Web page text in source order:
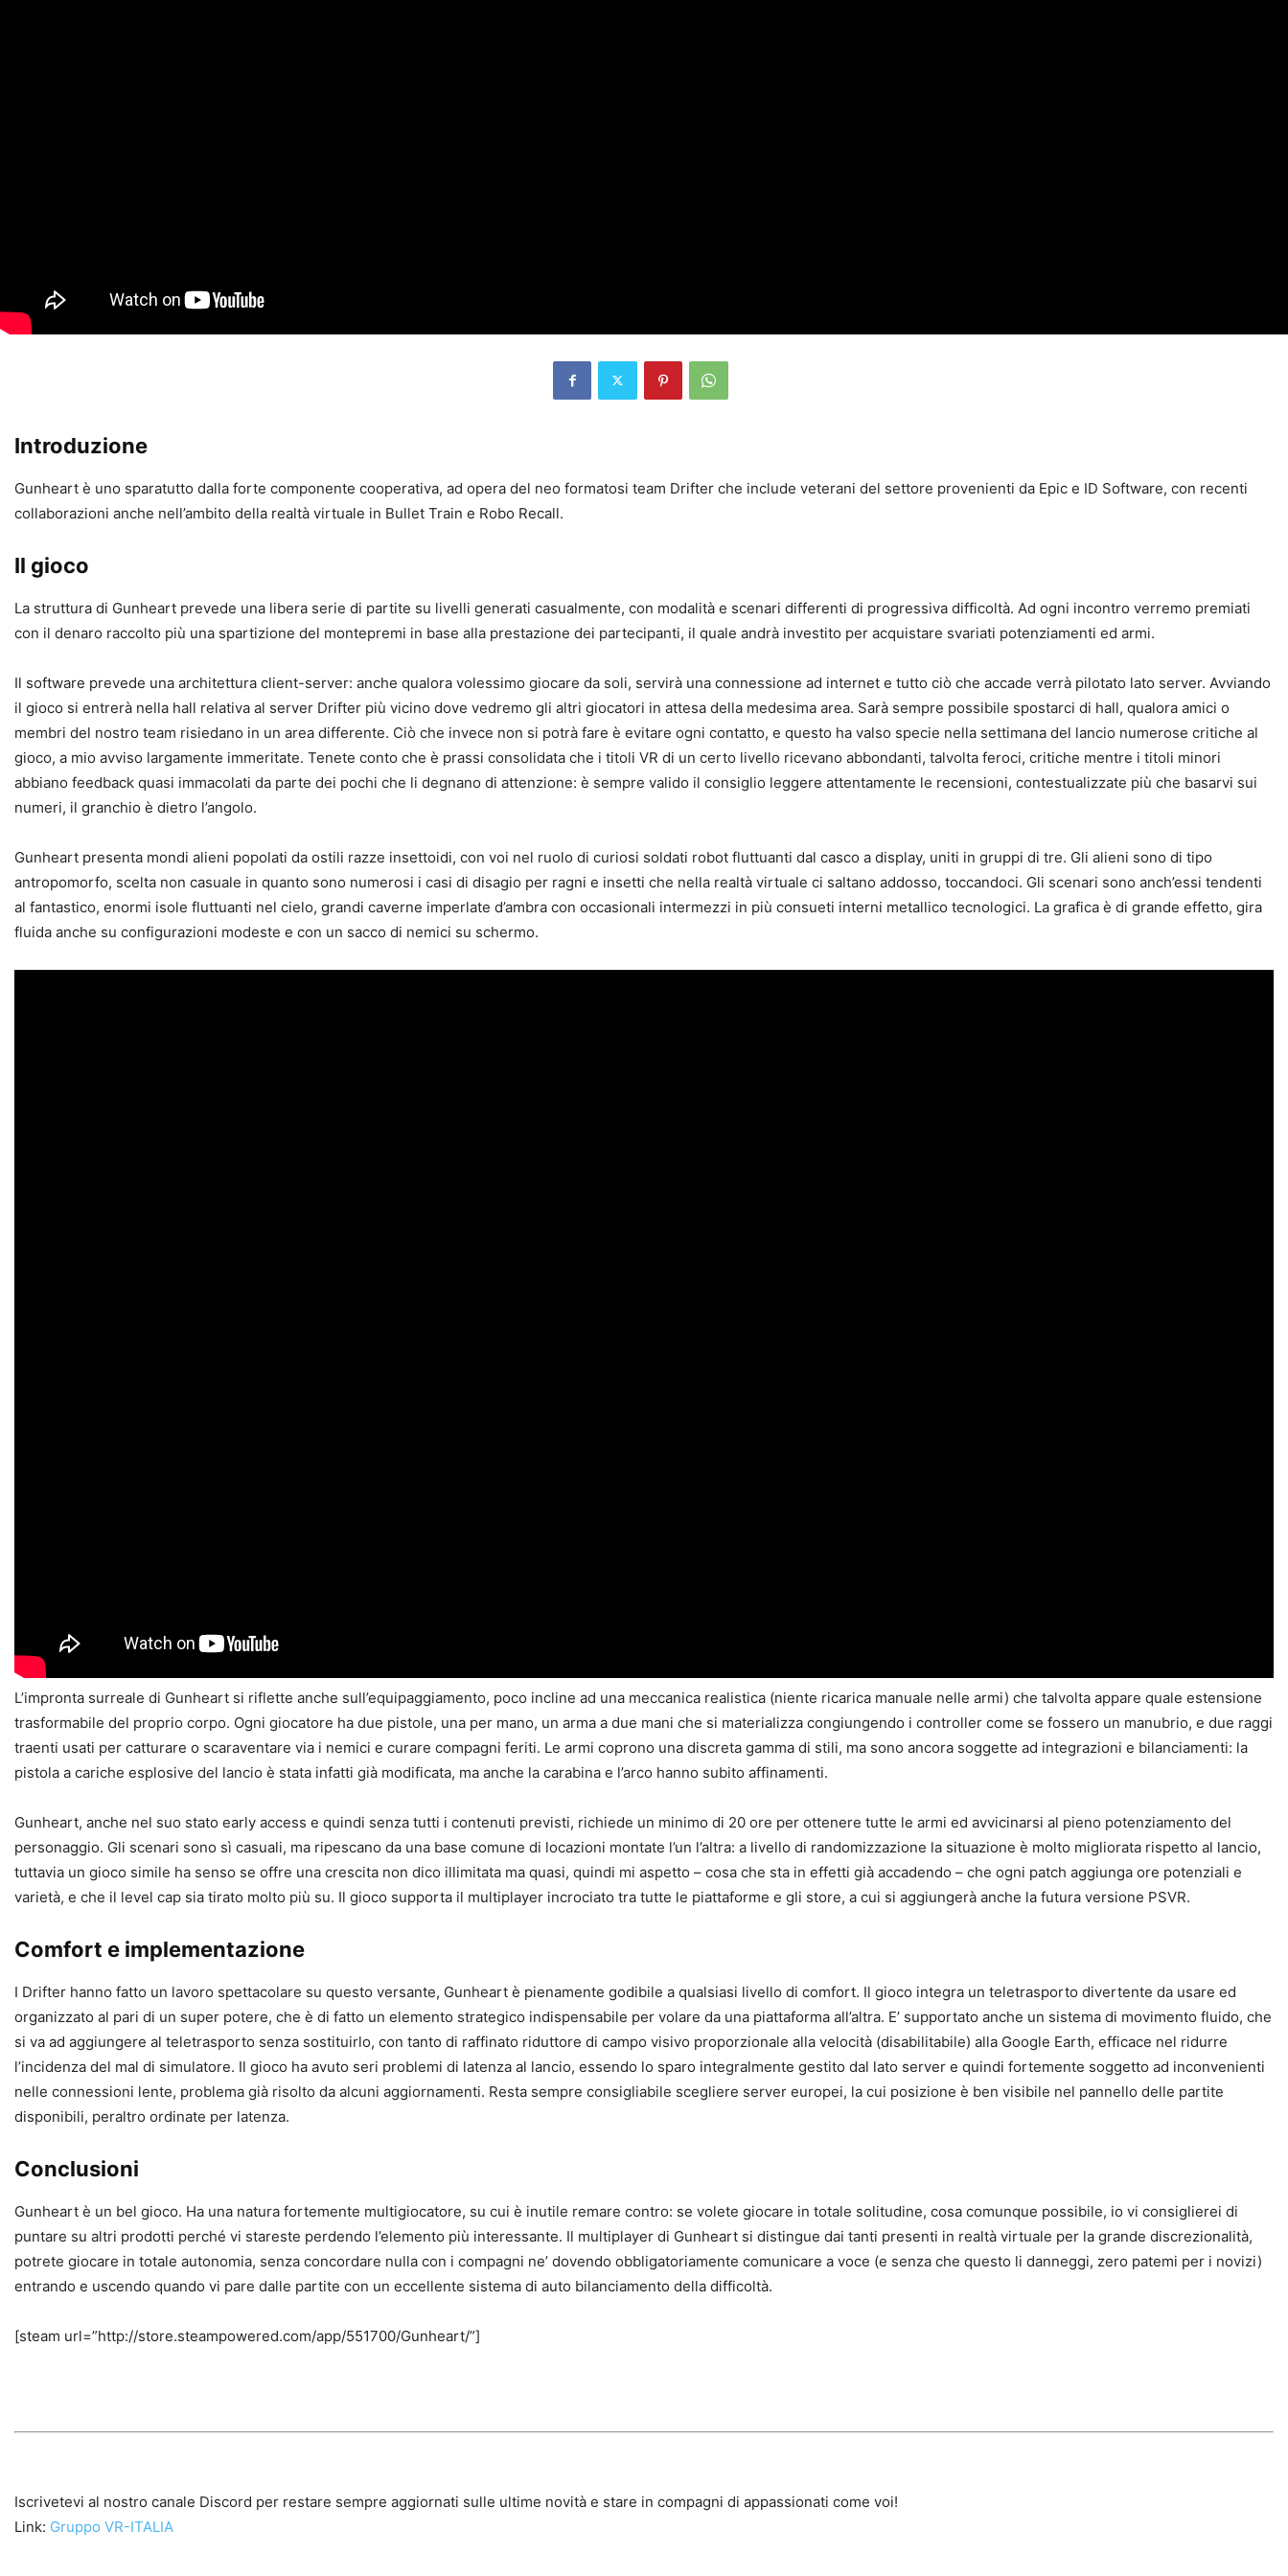
Introduzione
Gunheart è uno sparatutto dalla forte componente cooperativa, ad opera del neo formatosi team Drifter che include veterani del settore provenienti da Epic e ID Software, con recenti
collaborazioni anche nell’ambito della realtà virtuale in Bullet Train e Robo Recall.
Il gioco
La struttura di Gunheart prevede una libera serie di partite su livelli generati casualmente, con modalità e scenari differenti di progressiva difficoltà. Ad ogni incontro verremo premiati
con il denaro raccolto più una spartizione del montepremi in base alla prestazione dei partecipanti, il quale andrà investito per acquistare svariati potenziamenti ed armi.
Il software prevede una architettura client-server: anche qualora volessimo giocare da soli, servirà una connessione ad internet e tutto ciò che accade verrà pilotato lato server. Avviando
il gioco si entrerà nella hall relativa al server Drifter più vicino dove vedremo gli altri giocatori in attesa della medesima area. Sarà sempre possibile spostarci di hall, qualora amici o
membri del nostro team risiedano in un area differente. Ciò che invece non si potrà fare è evitare ogni contatto, e questo ha valso specie nella settimana del lancio numerose critiche al
gioco, a mio avviso largamente immeritate. Tenete conto che è prassi consolidata che i titoli VR di un certo livello ricevano abbondanti, talvolta feroci, critiche mentre i titoli minori
abbiano feedback quasi immacolati da parte dei pochi che li degnano di attenzione: è sempre valido il consiglio leggere attentamente le recensioni, contestualizzate più che basarvi sui
numeri, il granchio è dietro l’angolo.
Gunheart presenta mondi alieni popolati da ostili razze insettoidi, con voi nel ruolo di curiosi soldati robot fluttuanti dal casco a display, uniti in gruppi di tre. Gli alieni sono di tipo
antropomorfo, scelta non casuale in quanto sono numerosi i casi di disagio per ragni e insetti che nella realtà virtuale ci saltano addosso, toccandoci. Gli scenari sono anch’essi tendenti
al fantastico, enormi isole fluttuanti nel cielo, grandi caverne imperlate d’ambra con occasionali intermezzi in più consueti interni metallico tecnologici. La grafica è di grande effetto, gira
fluida anche su configurazioni modeste e con un sacco di nemici su schermo.
L’impronta surreale di Gunheart si riflette anche sull’equipaggiamento, poco incline ad una meccanica realistica (niente ricarica manuale nelle armi) che talvolta appare quale estensione
trasformabile del proprio corpo. Ogni giocatore ha due pistole, una per mano, un arma a due mani che si materializza congiungendo i controller come se fossero un manubrio, e due raggi
traenti usati per catturare o scaraventare via i nemici e curare compagni feriti. Le armi coprono una discreta gamma di stili, ma sono ancora soggette ad integrazioni e bilanciamenti: la
pistola a cariche esplosive del lancio è stata infatti già modificata, ma anche la carabina e l’arco hanno subito affinamenti.
Gunheart, anche nel suo stato early access e quindi senza tutti i contenuti previsti, richiede un minimo di 20 ore per ottenere tutte le armi ed avvicinarsi al pieno potenziamento del
personaggio. Gli scenari sono sì casuali, ma ripescano da una base comune di locazioni montate l’un l’altra: a livello di randomizzazione la situazione è molto migliorata rispetto al lancio,
tuttavia un gioco simile ha senso se offre una crescita non dico illimitata ma quasi, quindi mi aspetto – cosa che sta in effetti già accadendo – che ogni patch aggiunga ore potenziali e
varietà, e che il level cap sia tirato molto più su. Il gioco supporta il multiplayer incrociato tra tutte le piattaforme e gli store, a cui si aggiungerà anche la futura versione PSVR.
Comfort e implementazione
I Drifter hanno fatto un lavoro spettacolare su questo versante, Gunheart è pienamente godibile a qualsiasi livello di comfort. Il gioco integra un teletrasporto divertente da usare ed
organizzato al pari di un super potere, che è di fatto un elemento strategico indispensabile per volare da una piattaforma all’altra. E’ supportato anche un sistema di movimento fluido, che
si va ad aggiungere al teletrasporto senza sostituirlo, con tanto di raffinato riduttore di campo visivo proporzionale alla velocità (disabilitabile) alla Google Earth, efficace nel ridurre
l’incidenza del mal di simulatore. Il gioco ha avuto seri problemi di latenza al lancio, essendo lo sparo integralmente gestito dal lato server e quindi fortemente soggetto ad inconvenienti
nelle connessioni lente, problema già risolto da alcuni aggiornamenti. Resta sempre consigliabile scegliere server europei, la cui posizione è ben visibile nel pannello delle partite
disponibili, peraltro ordinate per latenza.
Conclusioni
Gunheart è un bel gioco. Ha una natura fortemente multigiocatore, su cui è inutile remare contro: se volete giocare in totale solitudine, cosa comunque possibile, io vi consiglierei di
puntare su altri prodotti perché vi stareste perdendo l’elemento più interessante. Il multiplayer di Gunheart si distingue dai tanti presenti in realtà virtuale per la grande discrezionalità,
potrete giocare in totale autonomia, senza concordare nulla con i compagni ne’ dovendo obbligatoriamente comunicare a voce (e senza che questo li danneggi, zero patemi per i novizi)
entrando e uscendo quando vi pare dalle partite con un eccellente sistema di auto bilanciamento della difficoltà.
[steam url=”http://store.steampowered.com/app/551700/Gunheart/”]
Iscrivetevi al nostro canale Discord per restare sempre aggiornati sulle ultime novità e stare in compagni di appassionati come voi!
Link: Gruppo VR-ITALIA